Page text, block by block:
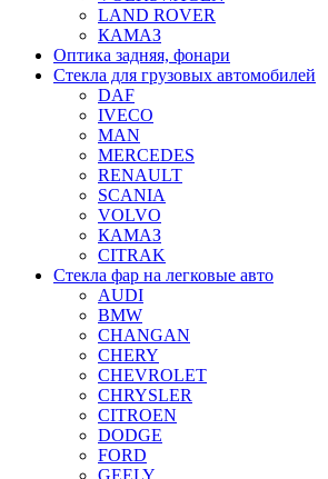
LAND ROVER
КАМАЗ
Оптика задняя, фонари
Стекла для грузовых автомобилей
DAF
IVECO
MAN
MERCEDES
RENAULT
SCANIA
VOLVO
КАМАЗ
CITRAK
Стекла фар на легковые авто
AUDI
BMW
CHANGAN
CHERY
CHEVROLET
CHRYSLER
CITROEN
DODGE
FORD
GEELY